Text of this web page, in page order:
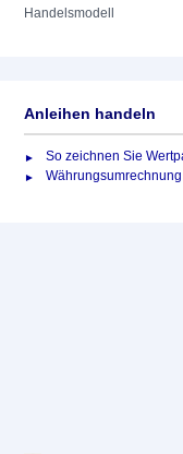
Handelsmodell
Anleihen handeln
So zeichnen Sie